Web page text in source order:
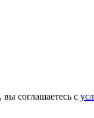
соглашаетесь с